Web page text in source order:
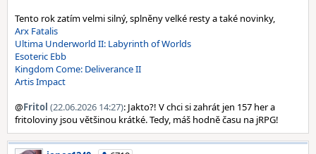
Tento rok zatím velmi silný, splněny velké resty a také novinky,
Arx Fatalis
Ultima Underworld II: Labyrinth of Worlds
Esoteric Ebb
Kingdom Come: Deliverance II
Artis Impact
@Fritol (22.06.2026 14:27): Jakto?! V chci si zahrát jen 157 her a
fritoloviny jsou většinou krátké. Tedy, máš hodně času na jRPG!